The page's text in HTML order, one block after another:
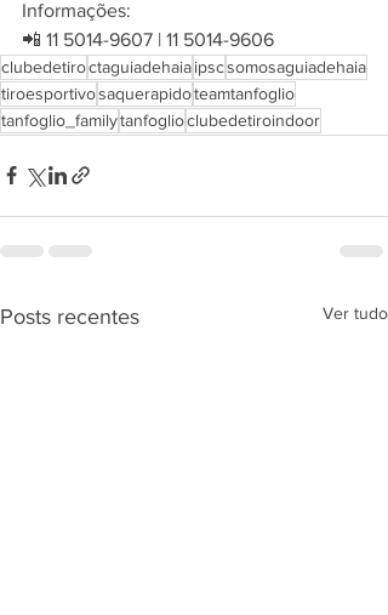
Informações:
📲 11 5014-9607 | 11 5014-9606
clubedetiroctaguiadehaiaipscsomosaguiadehaia
tiroesportivosaquerapidoteamtanfoglio
tanfoglio_familytanfoglioclubedetiroindoor
Posts recentes Ver tudo